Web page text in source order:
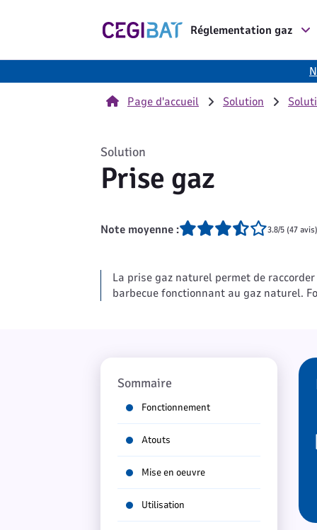
Cegibat, accueil Réglementation gaz
Page d'accueil Solution
Prise gaz
Solution
Note moyenne : 3.8/5 (47 avis)
La prise gaz naturel permet de
barbecue fonctionnant au gaz naturel.
Sommaire
Fonctionnement
Atouts
Mise en oeuvre
Utilisation